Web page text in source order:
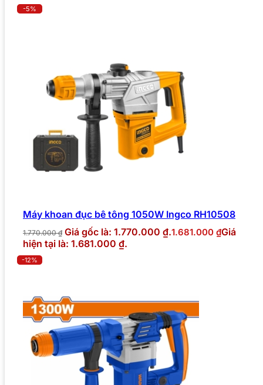
-5%
Máy khoan đục bê tông 1050W Ingco RH10508
1.770.000₫ Giá gốc là: 1.770.000 ₫.1.681.000 ₫Giá
hiện tại là: 1.681.000 ₫.
-12%